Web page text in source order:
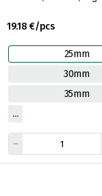
19.18 €/pcs
25mm
30mm
35mm